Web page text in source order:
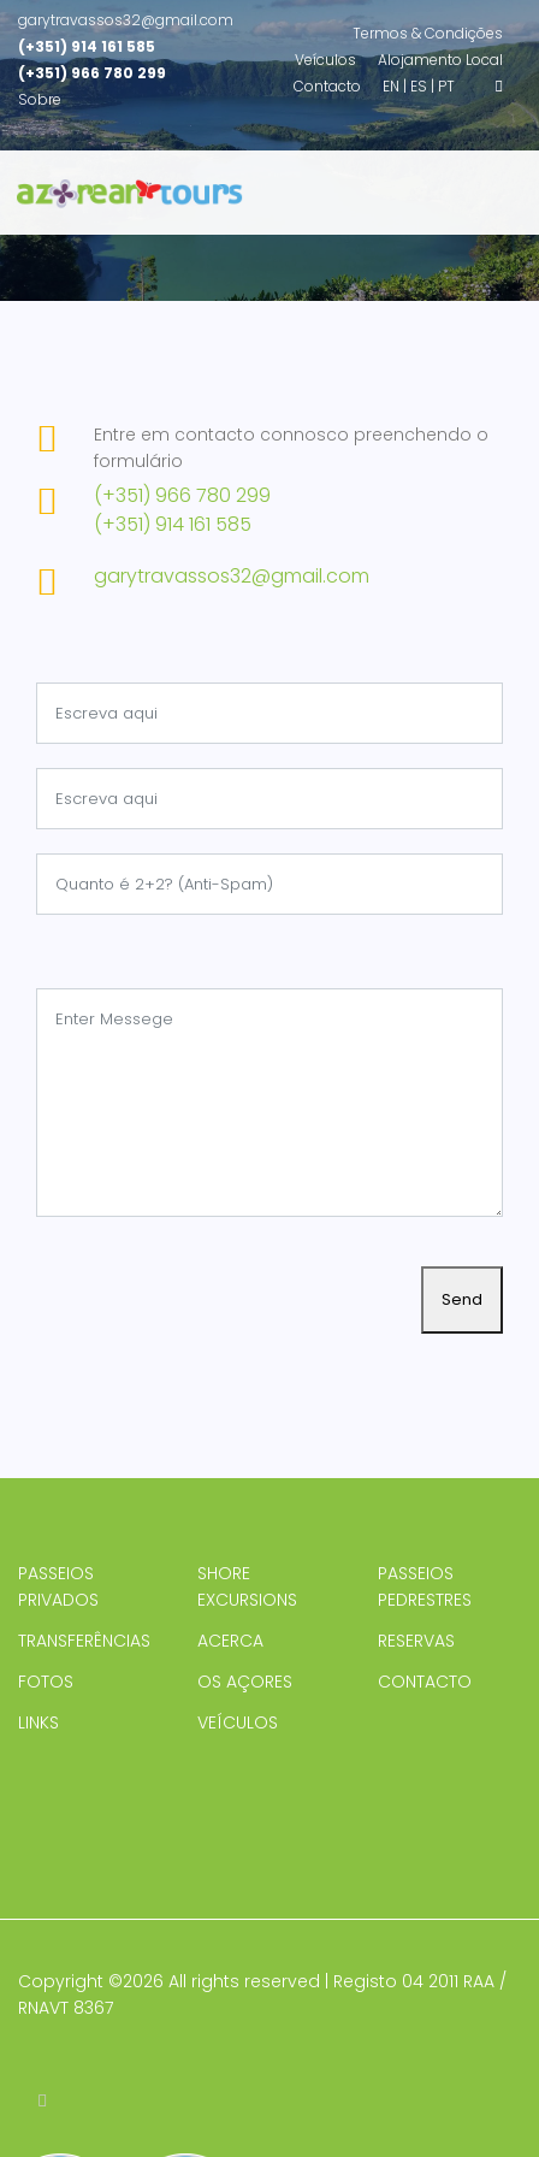
garytravassos32@gmail.com
(+351) 914 161 585
(+351) 966 780 299
Sobre
Termos & Condições
Veículos
Alojamento Local
Contacto
EN | ES | PT
Entre em contacto connosco preenchendo o
formulário
(+351) 966 780 299
(+351) 914 161 585
garytravassos32@gmail.com
PASSEIOS
PRIVADOS
TRANSFERÊNCIAS
FOTOS
LINKS
SHORE
EXCURSIONS
ACERCA
OS AÇORES
VEÍCULOS
PASSEIOS
PEDRESTRES
RESERVAS
CONTACTO
Copyright ©2026 All rights reserved | Registo 04 2011 RAA /
RNAVT 8367